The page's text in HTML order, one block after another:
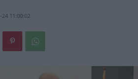
24 11:00:02